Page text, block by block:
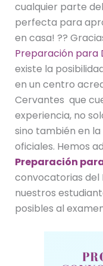
cualquier parte
perfecta para
en casa! ??
Preparación para
existe la
en un centro
Cervantes que
experiencia, no
sino también en
oficiales. Hemos
Preparación para
convocatorias del
nuestros
posibles al examen